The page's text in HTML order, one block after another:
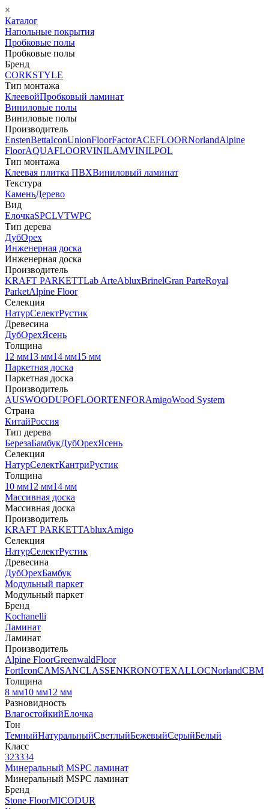
×
Каталог
Напольные покрытия
Пробковые полы
Пробковые полы
Бренд
CORKSTYLE
Тип монтажа
КлеевойПробковый ламинат
Виниловые полы
Виниловые полы
Производитель
EnstenBettaIconUnionFloorFactorACEFLOORNorlandAlpine
FloorAQUAFLOORVINILAMVINILPOL
Тип монтажа
Клеевая плитка ПВХВиниловый ламинат
Текстура
КаменьДерево
Вид
ЕлочкаSPCLVTWPC
Тип дерева
ДубОрех
Инженерная доска
Инженерная доска
Производитель
KRAFT PARKETTLab ArteAbluxBrinelGran ParteRoyal
ParketAlpine Floor
Селекция
НатурСелектРустик
Древесина
ДубОрехЯсень
Толщина
12 мм13 мм14 мм15 мм
Паркетная доска
Паркетная доска
Производитель
AUSWOODUPOFLOORTENFORAmigoWood System
Страна
КитайРоссия
Тип дерева
БерезаБамбукДубОрехЯсень
Селекция
НатурСелектКантриРустик
Толщина
10 мм12 мм14 мм
Массивная доска
Массивная доска
Производитель
KRAFT PARKETTAbluxAmigo
Селекция
НатурСелектРустик
Древесина
ДубОрехБамбук
Модульный паркет
Модульный паркет
Бренд
Kochanelli
Ламинат
Ламинат
Производитель
Alpine FloorGreenwaldFloor
FortIconCAMSANCLASSENKRONOTEXALLOCNorlandCBM
Толщина
8 мм10 мм12 мм
Разновидность
ВлагостойкийЕлочка
Тон
ТемныйНатуральныйСветлыйБежевыйСерыйБелый
Класс
323334
Минеральный MSPC ламинат
Минеральный MSPC ламинат
Бренд
Stone FloorMICODUR